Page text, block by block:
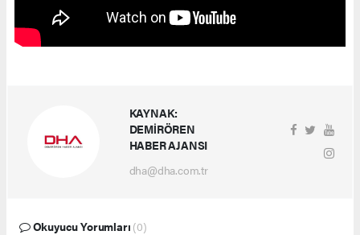
KAYNAK:
DEMİRÖREN
HABER AJANSI
dha@dha.com.tr
Okuyucu Yorumları (0)